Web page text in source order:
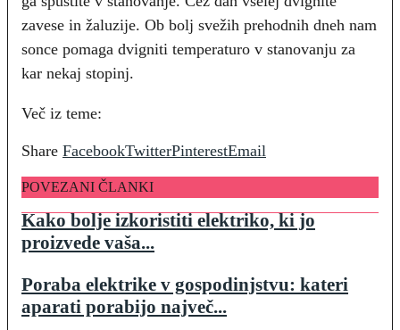
zavese in žaluzije. Ob bolj svežih prehodnih dneh nam
sonce pomaga dvigniti temperaturo v stanovanju za
kar nekaj stopinj.
Več iz teme:
Share FacebookTwitterPinterestEmail
POVEZANI ČLANKI
Kako bolje izkoristiti elektriko, ki jo
proizvede vaša...
Poraba elektrike v gospodinjstvu: kateri
aparati porabijo največ...